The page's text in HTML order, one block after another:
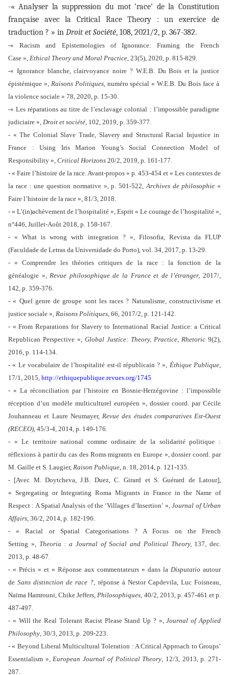
-« Analyser la suppression du mot ‘race’ de la Constitution
française avec la Critical Race Theory : un exercice de
traduction ? » in Droit et Société, 108, 2021/2, p. 367-382.
-« Racism and Epistemologies of Ignorance: Framing the French
Case », Ethical Theory and Moral Practice, 23(5), 2020, p. 815-829.
-« Ignorance blanche, clairvoyance noire ? W.E.B. Du Bois et la justice
épistémique », Raisons Politiques, numéro spécial « W.E.B. Du Bois face à
la violence sociale » 78, 2020, p. 15-30.
-« Les réparations au titre de l’esclavage colonial : l’impossible paradigme
judiciaire », Droit et société, 102, 2019, p. 359-377.
- « The Colonial Slave Trade, Slavery and Structural Racial Injustice in
France : Using Iris Marion Young’s Social Connection Model of
Responsibility », Critical Horizons 20/2, 2019, p. 161-177.
- « Faire l’histoire de la race. Avant-propos » p. 453-454 et « Les contextes de
la race : une question normative », p. 501-522,Archives de philosophie «
Faire l’histoire de la race », 81/3, 2018.
- « L’(in)achèvement de l’hospitalité », Esprit « Le courage de l’hospitalité »,
n°446, Juillet-Août 2018, p. 158-167.
- « What is wrong with integration ? », Filosofia, Revista da FLUP
(Faculdade de Letras da Universidade do Porto), vol. 34, 2017, p. 13-29.
- « Comprendre les théories critiques de la race : la fonction de la
généalogie »,Revue philosophique de la France et de l’étranger,2017/,
142, p. 359-376.
- « Quel genre de groupe sont les races ? Naturalisme, constructivisme et
justice sociale », Raisons Politiques, 66, 2017/2, p. 121-142.
- « From Reparations for Slavery to International Racial Justice: a Critical
Republican Perspective », Global Justice: Theory, Practice, Rhetoric 9(2),
2016, p. 114-134.
- « Le vocabulaire de l’hospitalité est-il républicain ? », Éthique Publique,
17/1, 2015, http://ethiquepublique.revues.org/1745
- « La réconciliation par l’histoire en Bosnie-Herzégovine : l’impossible
réception d’un modèle multiculturel européen », dossier coord. par Cécile
Jouhanneau et Laure Neumayer, Revue des études comparatives Est-Ouest
(RECEO), 45/3-4, 2014, p. 149-176.
- « Le territoire national comme ordinaire de la solidarité politique :
réflexions à partir du cas des Roms migrants en Europe », dossier coord. par
M. Gaille et S. Laugier, Raison Publique, n. 18, 2014, p. 121-135.
- [Avec M. Doytcheva, J.B. Duez, C. Girard et S. Guérard de Latour],
« Segregating or Integrating Roma Migrants in France in the Name of
Respect : A Spatial Analysis of the ‘Villages d’Insertion’ »,Journal of Urban
Affairs, 36/2, 2014, p. 182-196.
- « Racial or Spatial Categorisations ? A Focus on the French
Setting », Theoria : a Journal of Social and Political Theory,137, dec.
2013, p. 48-67.
- « Précis » et « Réponse aux commentateurs » dans la Disputatio autour
deSans distinction de race ?, réponse à Nestor Capdevila, Luc Foisneau,
Naïma Hamrouni, Chike Jeffers,Philosophiques, 40/2, 2013, p. 457-461 et p.
487-497.
- « Will the Real Tolerant Racist Please Stand Up ? »,Journal of Applied
Philosophy, 30/3, 2013, p. 209-223.
- « Beyond Liberal Multicultural Toleration : A Critical Approach to Groups’
Essentialism »,European Journal of Political Theory, 12/3, 2013, p. 271-
287.